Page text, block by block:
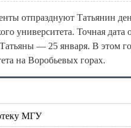
отпразднуют Татьянин
университета. Точная
— 25 января. В этом
на Воробьевых горах.
МГУ